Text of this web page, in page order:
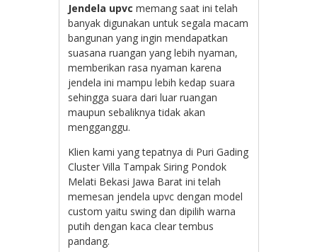
Jendela upvc memang saat ini telah
banyak digunakan untuk segala macam
bangunan yang ingin mendapatkan
suasana ruangan yang lebih nyaman,
memberikan rasa nyaman karena
jendela ini mampu lebih kedap suara
sehingga suara dari luar ruangan
maupun sebaliknya tidak akan
mengganggu.
Klien kami yang tepatnya di Puri Gading
Cluster Villa Tampak Siring Pondok
Melati Bekasi Jawa Barat ini telah
memesan jendela upvc dengan model
custom yaitu swing dan dipilih warna
putih dengan kaca clear tembus
pandang.